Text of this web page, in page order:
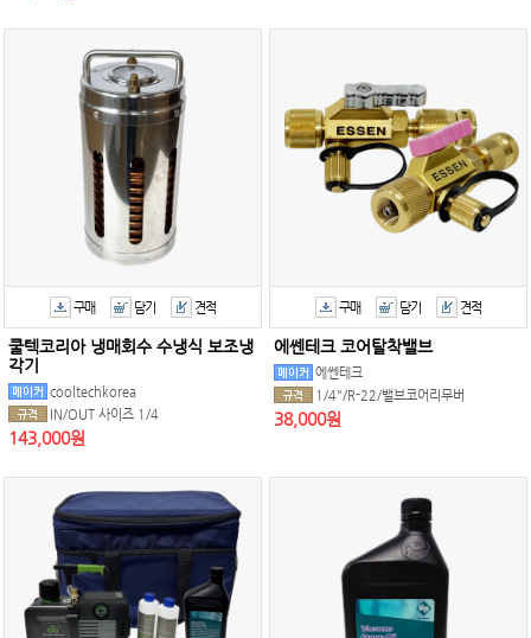
구매 담기 견적
쿨텍코리아 냉매회수 수냉식 보조냉
각기
cooltechkorea
IN/OUT 사이즈 1/4
143,000원
구매 담기 견적
에쎈테크 코어탈착밸브
에쎈테크
1/4"/R-22/밸브코어리무버
38,000원